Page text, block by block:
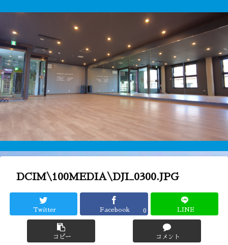
DCIM\100MEDIA\DJI_0300.JPG
Twitter Facebook 0 LINE
コピー コメント